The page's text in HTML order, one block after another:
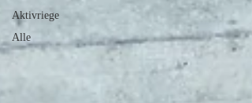
Aktivriege
Alle